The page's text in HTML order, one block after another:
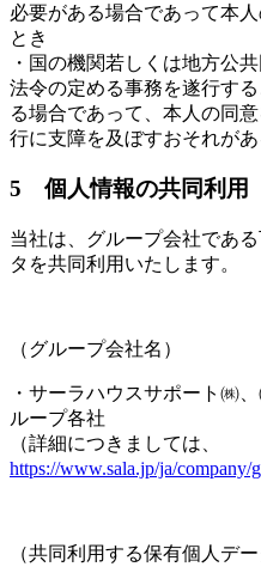
必要がある場合であって本
とき
・国の機関若しくは地方公
法令の定める事務を遂行す
る場合であって、本人の同
行に支障を及ぼすおそれがあ
5 個人情報の共同利用
当社は、グループ会社であ
タを共同利用いたします。
（グループ会社名）
・サーラハウスサポート㈱
ループ各社
（詳細につきましては、
https://www.sala.jp/ja/company/
（共同利用する保有個人デー